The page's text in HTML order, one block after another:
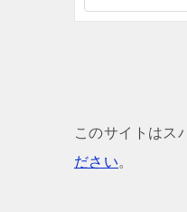
このサイトはス
ださい。